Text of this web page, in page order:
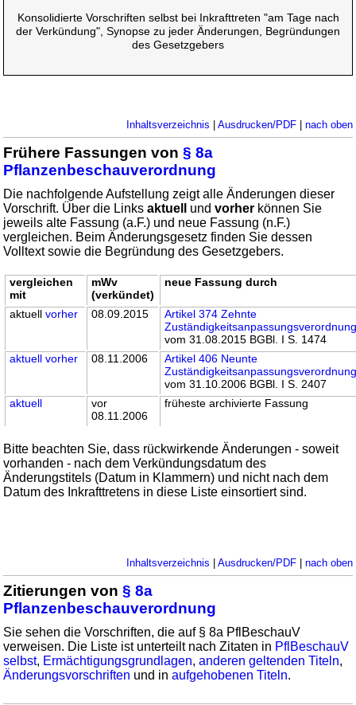
Konsolidierte Vorschriften selbst bei Inkrafttreten "am Tage nach
der Verkündung", Synopse zu jeder Änderungen, Begründungen
des Gesetzgebers
Inhaltsverzeichnis Ausdrucken/PDF| nach oben
Frühere Fassungen von§ 8a
Pflanzenbeschauverordnung
Die nachfolgende Aufstellung zeigt alle Änderungen dieser
Vorschrift. Über die Linksaktuell undvorher können Sie
jeweils alte Fassung (a.F.) und neue Fassung (n.F.)
vergleichen. Beim Änderungsgesetz finden Sie dessen
Volltext sowie die Begründung des Gesetzgebers.
vergleichen
mit
mWv
(verkündet)
neue Fassung durch
aktuellvorher 08.09.2015
Artikel 374 Zehnte
vom 31.08.2015 BGBl. I S. 1474
aktuell vorher 08.11.2006
Artikel 406 Neunte
vom 31.10.2006 BGBl. I S. 2407
aktuell
vor
08.11.2006
früheste archivierte Fassung
Bitte beachten Sie, dass rückwirkende Änderungen - soweit
vorhanden - nach dem Verkündungsdatum des
Änderungstitels (Datum in Klammern) und nicht nach dem
Datum des Inkrafttretens in diese Liste einsortiert sind.
Inhaltsverzeichnis Ausdrucken/PDF| nach oben
Zitierungen von§ 8a
Pflanzenbeschauverordnung
Sie sehen die Vorschriften, die auf § 8a PflBeschauV
verweisen. Die Liste ist unterteilt nach Zitaten in PflBeschauV
selbst, Ermächtigungsgrundlagen,anderen geltenden Titeln,
Änderungsvorschriften und inaufgehobenen Titeln.